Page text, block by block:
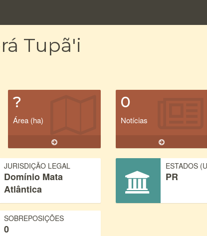
Tupã'i
?
Área (ha)
0
Notícias
JURISDIÇÃO LEGAL
Domínio Mata
Atlântica
ESTADOS
PR
SOBREPOSIÇÕES
0